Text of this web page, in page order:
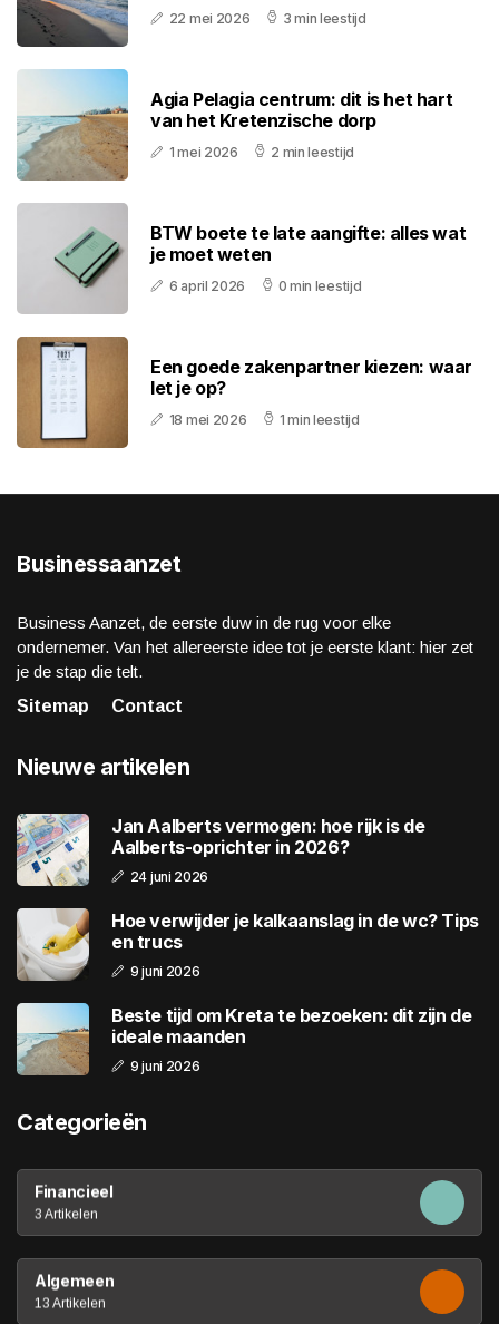
22 mei 2026 3 min leestijd
Agia Pelagia centrum: dit is het hart
van het Kretenzische dorp
1 mei 2026 2 min leestijd
BTW boete te late aangifte: alles wat
je moet weten
6 april 2026 0 min leestijd
Een goede zakenpartner kiezen: waar
let je op?
18 mei 2026 1 min leestijd
Businessaanzet
Business Aanzet, de eerste duw in de rug voor elke
ondernemer. Van het allereerste idee tot je eerste klant: hier zet
je de stap die telt.
Sitemap
Contact
Nieuwe artikelen
Jan Aalberts vermogen: hoe rijk is de
Aalberts-oprichter in 2026?
24 juni 2026
Hoe verwijder je kalkaanslag in de wc? Tips
en trucs
9 juni 2026
Beste tijd om Kreta te bezoeken: dit zijn de
ideale maanden
9 juni 2026
Categorieën
Financieel
3 Artikelen
Algemeen
13 Artikelen